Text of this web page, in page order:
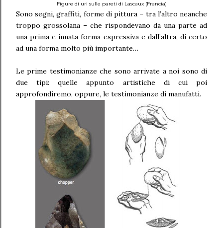
Figure di uri sulle pareti di Lascaux (Francia)
Sono segni, graffiti, forme di pittura – tra l’altro neanche
troppo grossolana – che rispondevano da una parte ad
una prima e innata forma espressiva e dall’altra, di certo
ad una forma molto più importante…
Le prime testimonianze che sono arrivate a noi sono di
due tipi: quelle appunto artistiche di cui poi
approfondiremo, oppure, le testimonianze di manufatti.